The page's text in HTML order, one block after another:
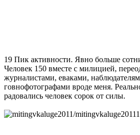
19 Пик активности. Явно больше
Человек 150 вместе с милицией,
журналистами, еваками,
говнофотографами вроде меня.
радовались человек сорок от силы.